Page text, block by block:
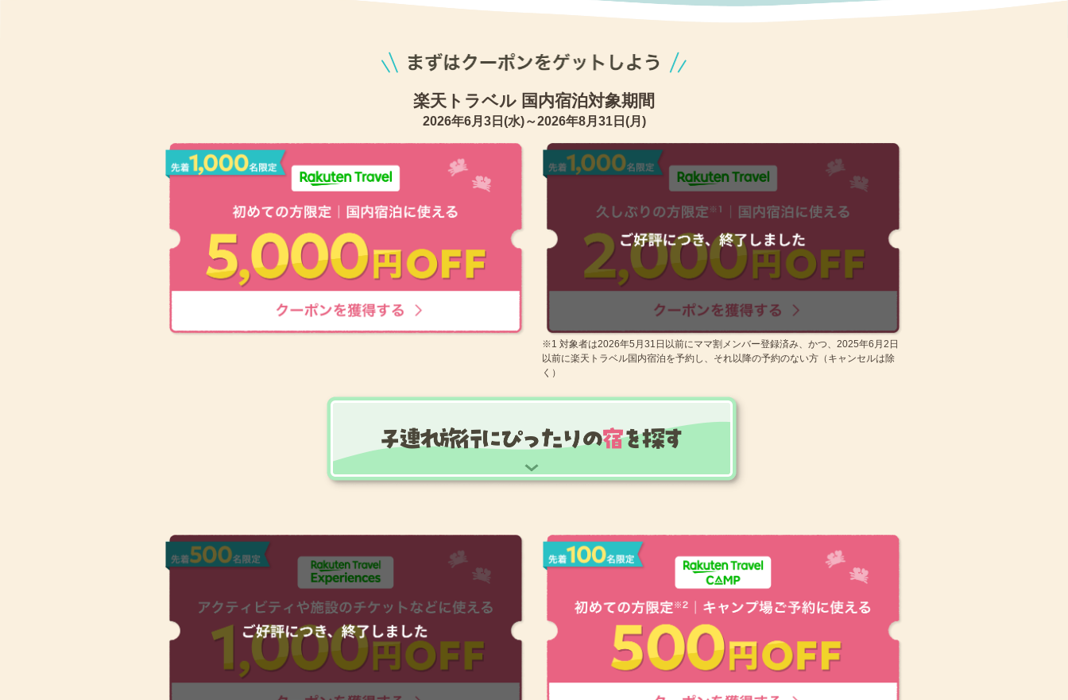
楽天トラベル 国内宿泊対象期間
2026年6月3日(水)～2026年8月31日(月)
※1 対象者は2026年5月31日以前にママ割メンバー登録済み、かつ、2025年6月2日
以前に楽天トラベル国内宿泊を予約し、それ以降の予約のない方（キャンセルは除
く）